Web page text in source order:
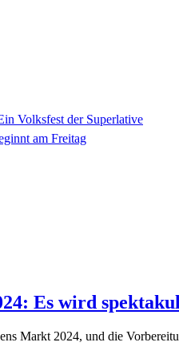
Volksfest der Superlative
am Freitag
Es wird
Markt 2024, und die